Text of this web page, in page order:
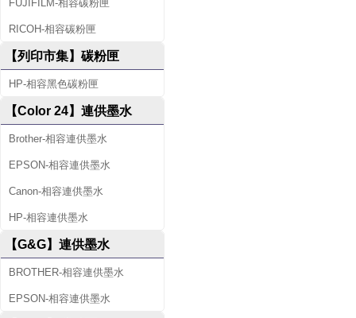
FUJIFILM-相容碳粉匣
RICOH-相容碳粉匣
【列印市集】碳粉匣
HP-相容黑色碳粉匣
【Color 24】連供墨水
Brother-相容連供墨水
EPSON-相容連供墨水
Canon-相容連供墨水
HP-相容連供墨水
【G&G】連供墨水
BROTHER-相容連供墨水
EPSON-相容連供墨水